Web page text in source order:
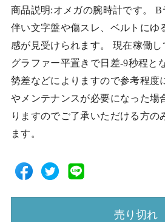
商品説明:オメガの腕時計です。 B
伴い文字盤や傷スレ、ベルトにゆ
感が見受けられます。 現在稼働
グラファー平置きで日差-9秒程と
勢差などによりますので参考程度
やメンテナンスが必要になった場
りますのでご了承いただける方の
ます。
売り切れ